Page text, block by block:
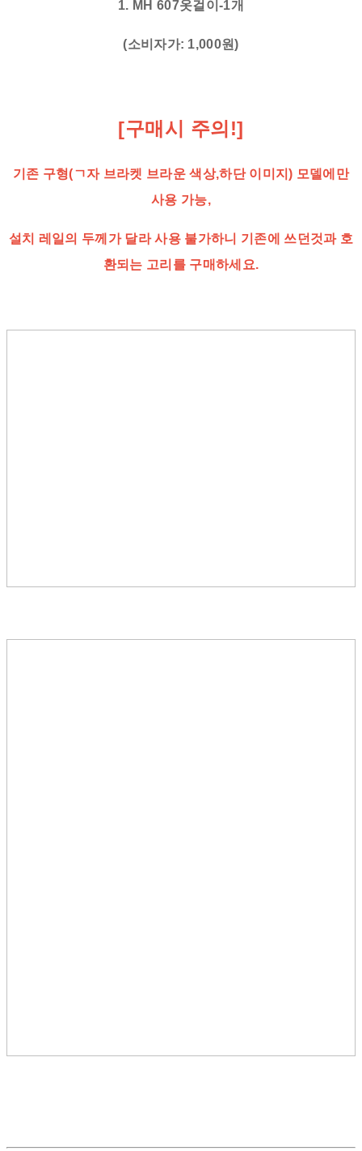
1. MH 607옷걸이-1개
(소비자가: 1,000원)
[구매시 주의!]
기존 구형(ㄱ자 브라켓 브라운 색상,하단 이미지) 모델에만
사용 가능,
설치 레일의 두께가 달라 사용 불가하니 기존에 쓰던것과 호
환되는 고리를 구매하세요.